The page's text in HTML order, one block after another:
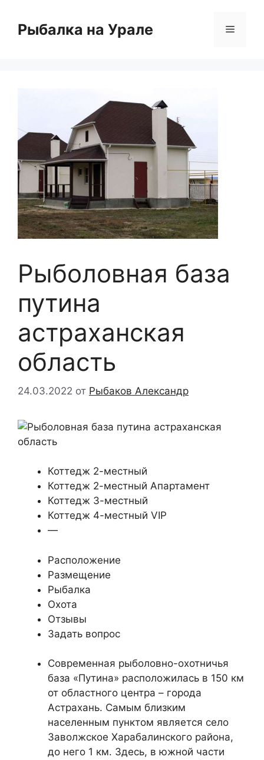
содержимому
Рыбалка на Урале Меню
Рыболовная база
путина
астраханская
область
24.03.2022 от Рыбаков Александр
Коттедж 2-местный
Коттедж 2-местный Апартамент
Коттедж 3-местный
Коттедж 4-местный VIP
—
Расположение
Размещение
Рыбалка
Охота
Отзывы
Задать вопрос
Современная рыболовно-охотничья
база «Путина» расположилась в 150 км
от областного центра – города
Астрахань. Самым близким
населенным пунктом является село
Заволжское Харабалинского района,
до него 1 км. Здесь, в южной части